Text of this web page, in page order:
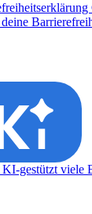
KI-gestützt viele